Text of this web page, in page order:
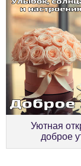
Уютная
доброе